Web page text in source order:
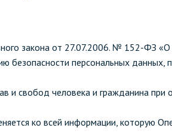
дезинфекции оборудования
закона от 27.07.2006. № 152-ФЗ
безопасности персональных
и свобод человека и гражданина при
ко всей информации, которую